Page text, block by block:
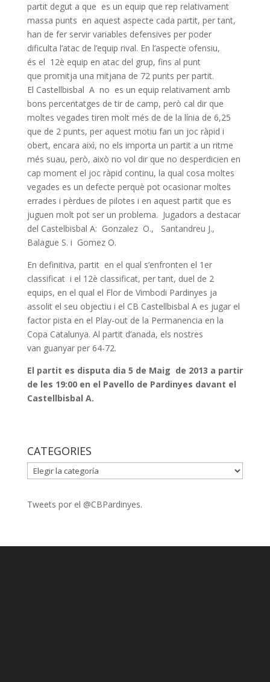
partit degut a que es un equip que rep relativament
massa punts en aquest aspecte cada partit, per tant,
han de fer servir variables defensives per poder
dificulta l’atac de l’equip rival. En l’aspecte ofensiu,
és el 12è equip en atac del grup, fins al punt
que promitja una mitjana de 72 punts per partit.
El Castellbisbal A no es un equip relativament amb
bons percentatges de tir de camp, però cal dir que
moltes vegades tiren molt més de de la línia de 6,25
que de 2 punts, per aquest motiu fan un joc ràpid i
obert, encara aixì, no els importa un partit a un ritme
més suau, però, això no vol dir que no desperdicien en
cap moment el joc ràpid continu, la qual cosa moltes
vegades es un defecte perquè pot ocasionar moltes
errades i pèrdues de pilotes i en aquest partit que es
juguen molt pot ser un problema. Jugadors a destacar
del Castelbisbal A: Gonzalez O., Santandreu J.,
Balague S. i Gomez O.
En definitiva, partit en el qual s’enfronten el 1er
classificat i el 12è classificat, per tant, duel de 2
equips, en el qual el Flor de Vimbodi Pardinyes ja
assolit el seu objectiu i el CB Castellbisbal A es jugar el
factor pista en el Play-out de la Permanencia en la
Copa Catalunya. Al partit d’anada, els nostres
van guanyar per 64-72.
El partit es disputa dia 5 de Maig de 2013 a partir
de les 19:00 en el Pavello de Pardinyes davant el
Castellbisbal A.
CATEGORIES
CATEGORIES
Tweets por el @CBPardinyes.